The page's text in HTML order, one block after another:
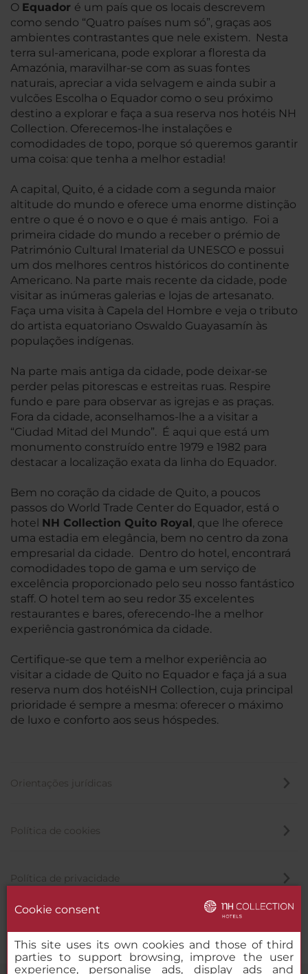
O Equador é um país que os locais descrevem
como sendo “Quatro países num só”, graças aos
ambientes contrastantes que nele existem. Nesta
terra sul-americana, pode explorar a floresta da
Amazónia, maravilhar-se com as suas fontes
naturais, apreciar a vida selvagem e ainda subir a
vulcões Escolha o Equador como o seu próximo
destino a explorar e faça a sua reserva nos hotéis NH
Collection. Oferecemos-lhe instalações e
comodidades de topo, porque só queremos garantir
uma coisa: que tenha a melhor estadia!
A capital, Quito, é a cidade com a segunda maior
altitude do mundo e oferece uma enorme distinção
entre o que é o novo e o que é mais antigo. Foi a
primeira cidade do mundo a receber o prémio de
Património Cultural Imaterial da UNESCO e possui
um dos melhores centros históricos do continente
Americano. Na parte mais recente da cidade, pode
visitar as inúmeras galerias e lojas de artesanato.
Faça uma visita à Capela del Hombre e veja o tributo
do artista equatoriano Oswaldo Guayasamín às
populações indígenas.
Na parte mais antiga da cidade, pode deixar-se
perder pelas pitorescas e estreitas ruas. Respire
fundo e pare para observar as igrejas e as praças.
Fora da cidade, aconselhamos-lhe a a visitar a
“Ciudad Mitad del Mundo”. É aqui que está um
monumento construído entre 1979 e 1982 para
destacar a localização exata da linha do Equador.
Bem no coração da cidade de Quito, a poucos
passos do World Trade Center do Equador, está o
hotel NH Collection Quito Royal, que lhe oferece
uma estadia em elegância, bem no centro da zona
empresarial da cidade. Dentro do hotel, encontrará
comodidades topo de gama e um serviço de
excelência proporcionado pelo seu nosso fantástico
staff. O hotel tem ao seu redor 35 excelentes
restaurantes e bares, oferecendo-lhe a melhor
experiência gastronómica da cidade.
Certifique-se que tem a melhor experiência ao
visitar a cidade de Quito no Equador e faça já a sua
reserva num dos hotéisNH Collection, cuja principal
prioridade é sempre a mesma: oferecer o máximo
de luxo e conforto aos seus hóspedes.
Orientações jurídicas
Política de cookies
Política de privacidade
Cookie consent
This site uses its own cookies and those of third
parties to support browsing, improve the user
experience, personalise ads, display ads and